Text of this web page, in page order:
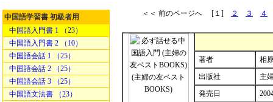
中国語学習書 初級者用
中国語入門書 1 （23）
中国語入門書 2 （10）
中国語会話 1 （25）
中国語会話 2 （25）
中国語会話 3 （25）
中国語文法書 （23）
＜＜ 前のページへ [１] ２ ３ ４
著者
相
出版社
主
発売日